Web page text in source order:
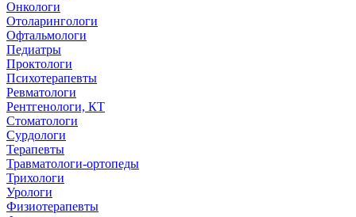
Онкологи
Отоларингологи
Офтальмологи
Педиатры
Проктологи
Психотерапевты
Ревматологи
Рентгенологи, КТ
Стоматологи
Сурдологи
Терапевты
Травматологи-ортопеды
Трихологи
Урологи
Физиотерапевты